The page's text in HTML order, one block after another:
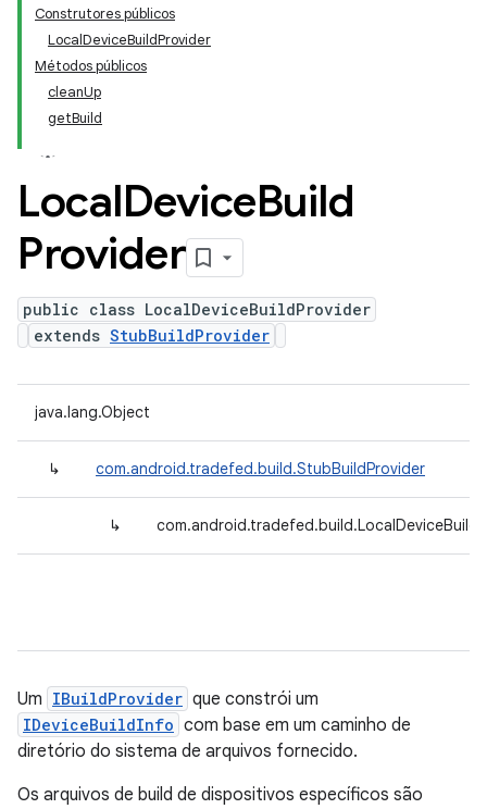
Construtores públicos
LocalDeviceBuildProvider
Métodos públicos
cleanUp
getBuild
LocalDeviceBuild
Provider
public class LocalDeviceBuildProvider
extends StubBuildProvider
java.lang.Object
↳ com.android.tradefed.build.StubBuildProvider
↳
Um IBuildProvider que constrói um
IDeviceBuildInfo com base em um caminho de
diretório do sistema de arquivos fornecido.
Os arquivos de build de dispositivos específicos são